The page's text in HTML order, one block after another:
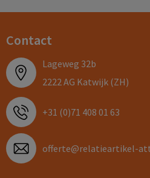
Contact
Lageweg 32b
2222 AG Katwijk (ZH)
+31 (0)71 408 01 63
offerte@relatieartikel-